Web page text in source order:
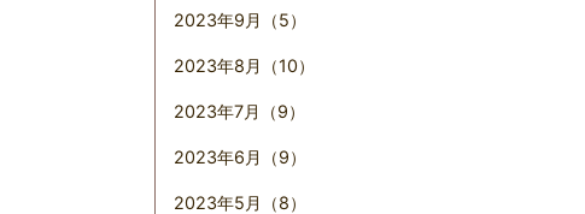
2023年9月（5）
2023年8月（10）
2023年7月（9）
2023年6月（9）
2023年5月（8）